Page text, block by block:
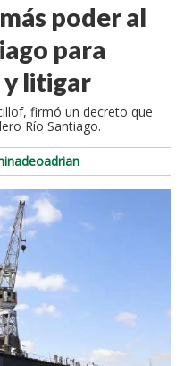
poder al
para
litigar
firmó un decreto que
Río Santiago.